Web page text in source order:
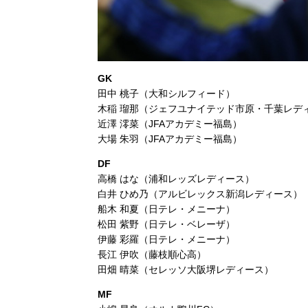
GK
田中 桃子（大和シルフィード）
木稲 瑠那（ジェフユナイテッド市原・千葉レデ
近澤 澪菜（JFAアカデミー福島）
大場 朱羽（JFAアカデミー福島）
DF
高橋 はな（浦和レッズレディース）
白井 ひめ乃（アルビレックス新潟レディース）
船木 和夏（日テレ・メニーナ）
松田 紫野（日テレ・ベレーザ）
伊藤 彩羅（日テレ・メニーナ）
⾧江 伊吹（藤枝順心高）
田畑 晴菜（セレッソ大阪堺レディース）
MF